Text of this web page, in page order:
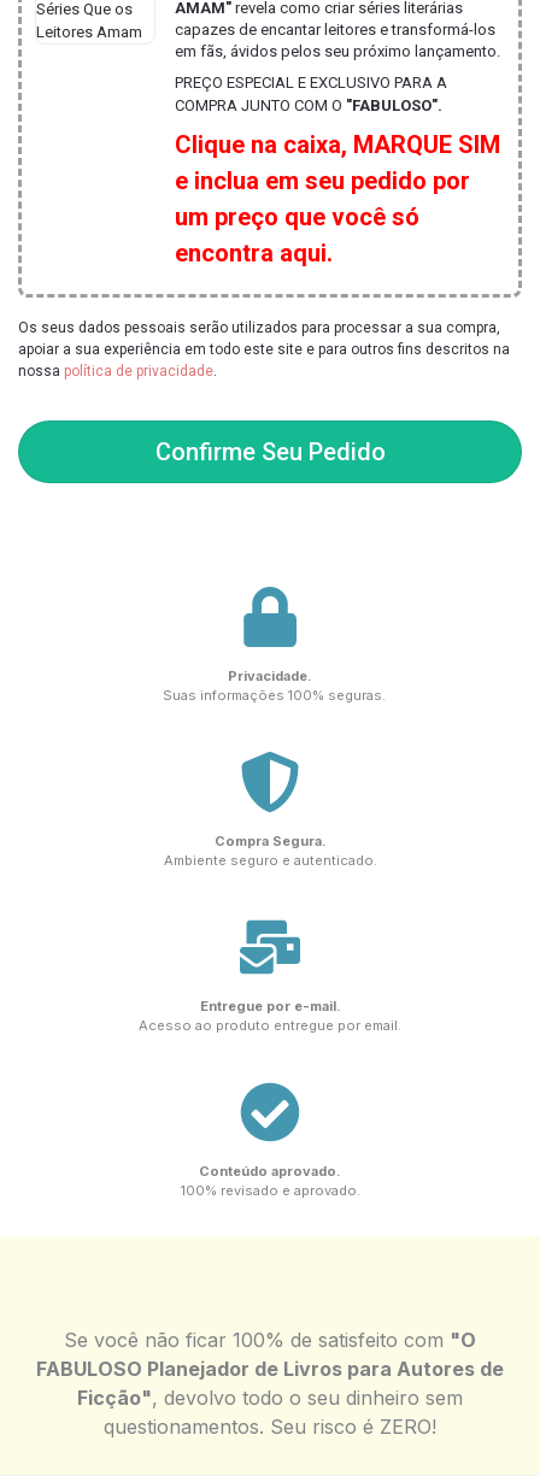
AMAM" revela como criar séries literárias
capazes de encantar leitores e transformá-los
em fãs, ávidos pelos seu próximo lançamento.
PREÇO ESPECIAL E EXCLUSIVO PARA A
COMPRA JUNTO COM O "FABULOSO".
Clique na caixa, MARQUE SIM
e inclua em seu pedido por
um preço que você só
encontra aqui.
Os seus dados pessoais serão utilizados para processar a sua compra,
apoiar a sua experiência em todo este site e para outros fins descritos na
nossa política de privacidade
Confirme Seu Pedido
Privacidade.
Suas informações 100% seguras.
Compra Segura.
Ambiente seguro e autenticado.
Entregue por e-mail.
Acesso ao produto entregue por email.
Conteúdo aprovado.
100% revisado e aprovado.
Se você não ficar 100% de satisfeito com "O
FABULOSO Planejador de Livros para Autores de
Ficção", devolvo todo o seu dinheiro sem
questionamentos. Seu risco é ZERO!